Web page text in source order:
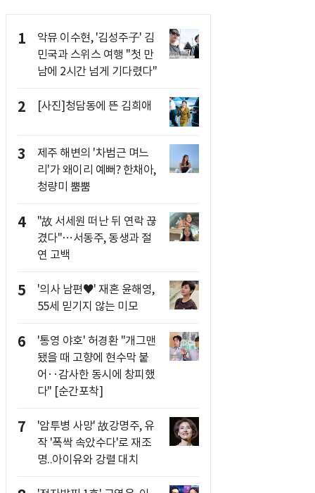
1
악뮤 이수현, '김성주子' 김
민국과 스위스 여행 "첫 만
남에 2시간 넘게 기다렸다"
2 [사진]청담동에 뜬 김희애
3
제주 해변의 '차범근 며느
리'가 왜이리 예뻐? 한채아,
청량미 뿜뿜
4
"故 서세원 떠난 뒤 연락 끊
겼다"…서동주, 동생과 절
연 고백
5
'의사 남편♥' 재혼 윤해영,
55세 믿기지 않는 미모
6
'통영 야호' 허경환 "개그맨
됐을 때 고향에 현수막 붙
어‥감사한 동시에 창피했
다" [순간포착]
7
'암투병 사망' 故강명주, 유
작 '폭싹 속았수다'로 재조
명..아이유와 강렬 대치